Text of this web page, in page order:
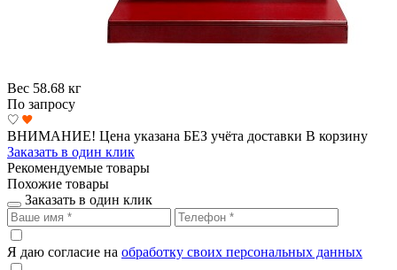
Вес 58.68 кг
По запросу
ВНИМАНИЕ! Цена указана БЕЗ учёта доставки В корзину
Заказать в один клик
Рекомендуемые товары
Похожие товары
Заказать в один клик
Я даю согласие на обработку своих персональных данных